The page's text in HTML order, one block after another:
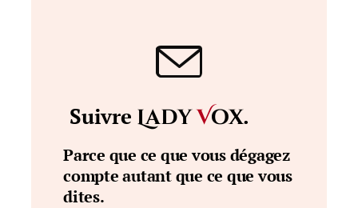
Suivre LadyVox.
Parce que ce que vous dégagez
compte autant que ce que vous
dites.